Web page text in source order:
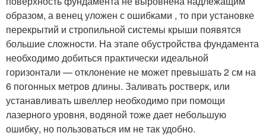
образом, а венец уложен с ошибками , то при установке
перекрытий и стропильной системы крыши появятся
большие сложности. На этапе обустройства фундамента
необходимо добиться практически идеальной
горизонтали — отклонение не может превышать 2 см на
6 погонных метров длины. Заливать ростверк, или
устанавливать швеллер необходимо при помощи
лазерного уровня, водяной тоже дает небольшую
ошибку, но пользоваться им не так удобно.